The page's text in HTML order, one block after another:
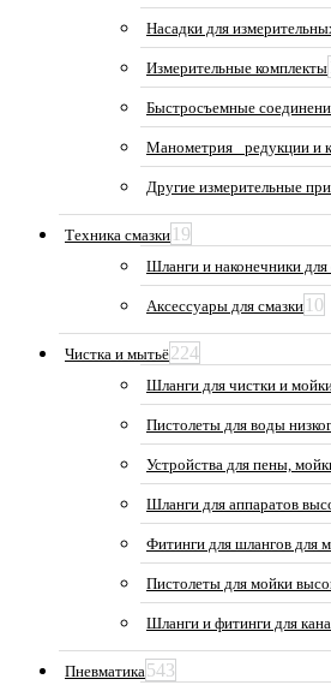
Насадки для
Измерительные комплекты
Быстросъемные
Манометрия_ редукции и
Другие измерительные
Техника смазки 19
Шланги и наконечники для
Аксессуары для смазки 10
Чистка и мытьё224
Шланги для чистки и
Пистолеты для воды
Устройства для пены,
Шланги для аппаратов
Фитинги для шлангов для
Пистолеты для мойки
Шланги и фитинги для
Пневматика543